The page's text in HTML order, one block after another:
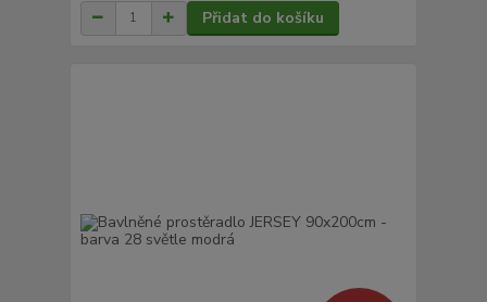
Přidat do košíku